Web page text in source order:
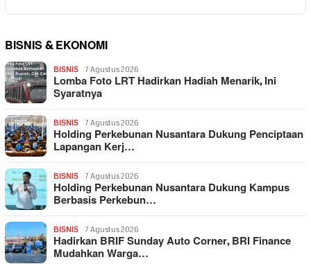
BISNIS & EKONOMI
BISNIS 7 Agustus 2026
Lomba Foto LRT Hadirkan Hadiah Menarik, Ini
Syaratnya
BISNIS 7 Agustus 2026
Holding Perkebunan Nusantara Dukung Penciptaan
Lapangan Kerj…
BISNIS 7 Agustus 2026
Holding Perkebunan Nusantara Dukung Kampus
Berbasis Perkebun…
BISNIS 7 Agustus 2026
Hadirkan BRIF Sunday Auto Corner, BRI Finance
Mudahkan Warga…